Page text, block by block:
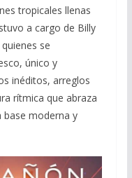
tropicales llenas
a cargo de Billy
se
único y
inéditos, arreglos
rítmica que abraza
base moderna y